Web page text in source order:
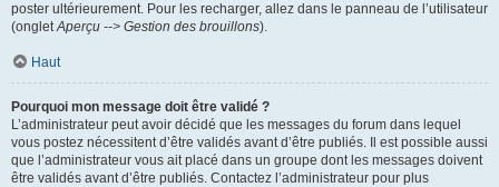
poster ultérieurement. Pour les recharger, allez dans le panneau de l’utilisateur
(ongletAperçu --> Gestion des brouillons).
Haut
Pourquoi mon message doit être validé ?
L’administrateur peut avoir décidé que les messages du forum dans lequel
vous postez nécessitent d’être validés avant d’être publiés. Il est possible aussi
que l’administrateur vous ait placé dans un groupe dont les messages doivent
être validés avant d’être publiés. Contactez l’administrateur pour plus